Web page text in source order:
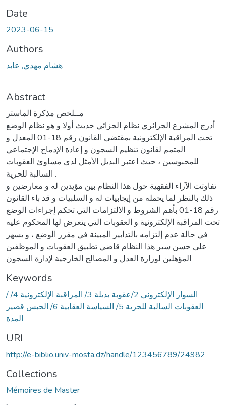
Date
2023-06-15
Authors
هشام مهدي, عابد
Abstract
مــلخص مذكرة الماستر
أدرج المشرع الجزائري نظام الجزائي حديث أولا و هو نظام الوضع
تحت المراقبة الإلكترونية بمقتضى القانون رقم 18-01 المعدل و
المتمم لقانون تنظيم السجون و إعادة الإدماج الإجتماعي
للمحبوسين ، حيث اعتبر البديل الأمثل لدى مساوئ العقوبات
السالبة للحرية .
تفاوتت الآراء الفقهية حول هذا النظام بين مؤيدين له و معارضين و
ذلك بالنظر لما يحمله من إيجابيات له و السلبيات و قد باء القانون
رقم 18-01 بأهم الشروط و الالتزامات التي تحكم إجراءات الوضع
تحت المراقبة الإلكترونية و العقوبات التي يتعرض لها المحكوم عليه
في حالة عدم إلتزامه بالتدابير المبينة في مقرر الوضع ، و يسهر
على حسن سير هذا النظام قاضي تطبيق العقوبات و الموظفين
المؤهلين لوزارة العدل و المصالح الخارجية لإدارة السجون
Keywords
/ السوار الإلكتروني 2/عقوبة بديلة 3/ المراقبة الإلكترونية 4/
العقوبات السالبة للحرية 5/ السياسة العقابية 6/ الحبس قصير
المدة
URI
http://e-biblio.univ-mosta.dz/handle/123456789/24982
Collections
Mémoires de Master